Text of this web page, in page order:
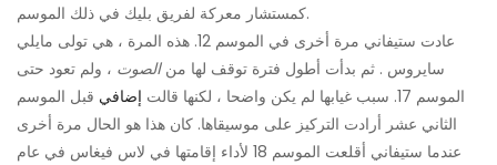
كمستشار معركة لفريق بليك في ذلك الموسم.
عادت ستيفاني مرة أخرى في الموسم 12. هذه المرة ، هي تولى مايلي
سايروس . ثم بدأت أطول فترة توقف لها منالصوت ، ولم تعود حتى
الموسم 17. سبب غيابها لم يكن واضحا ، لكنها قالت
إضافي قبل الموسم
الثاني عشر أرادت التركيز على موسيقاها. كان هذا هو الحال مرة أخرى
عندما ستيفاني أقلعت الموسم 18 لأداء إقامتها في لاس فيغاس في عام